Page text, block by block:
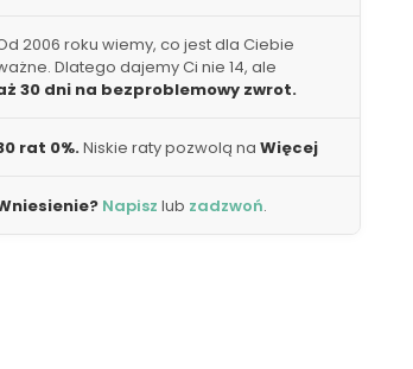
2006 roku wiemy, co jest dla Ciebie
Dlatego dajemy Ci nie 14, ale
30 dni na bezproblemowy zwrot.
rat 0%.Niskie raty pozwolą na Więcej
Napisz lub zadzwoń.